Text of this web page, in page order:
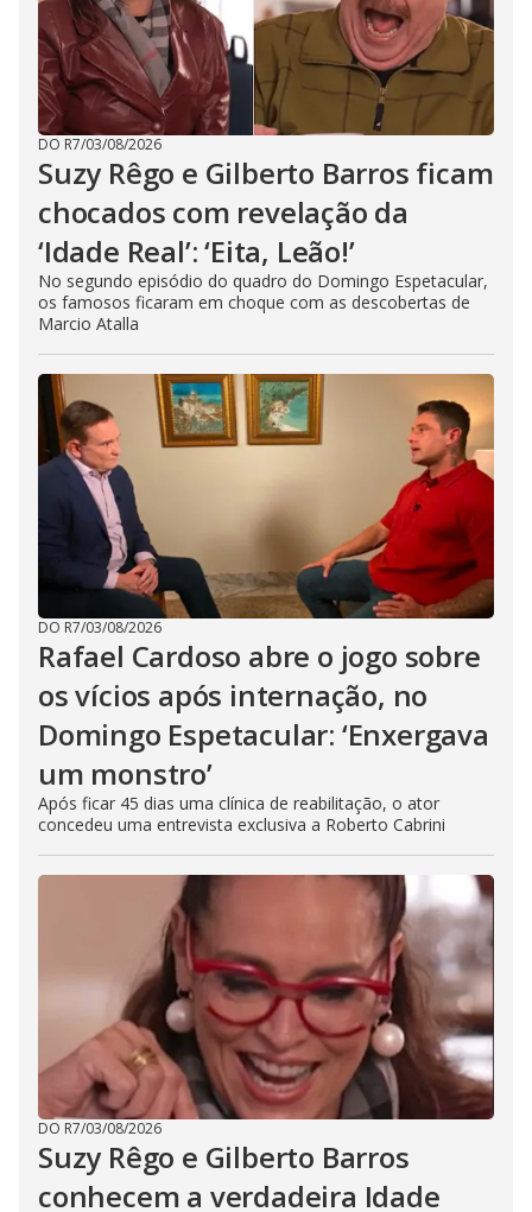
DO R7/03/08/2026
Suzy Rêgo e Gilberto Barros ficam
chocados com revelação da
‘Idade Real’: ‘Eita, Leão!’
No segundo episódio do quadro do Domingo Espetacular,
os famosos ficaram em choque com as descobertas de
Marcio Atalla
DO R7/03/08/2026
Rafael Cardoso abre o jogo sobre
os vícios após internação, no
Domingo Espetacular: ‘Enxergava
um monstro’
Após ficar 45 dias uma clínica de reabilitação, o ator
concedeu uma entrevista exclusiva a Roberto Cabrini
DO R7/03/08/2026
Suzy Rêgo e Gilberto Barros
conhecem a verdadeira Idade